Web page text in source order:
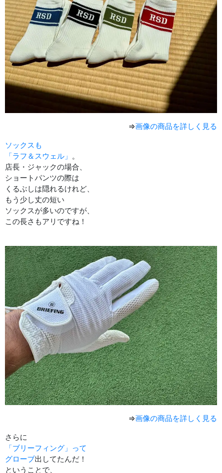
⇒画像の商品を詳しく見る
ソックスも
「ラフ＆スウェル」 。
店長・ジャックの場合、
ショートパンツの際は
くるぶしは隠れるけれど、
もう少し丈の短い
ソックスが多いのですが、
この長さもアリですね！
⇒画像の商品を詳しく見る
さらに
「ブリーフィング」って
グローブ出してたんだ！
ということで、